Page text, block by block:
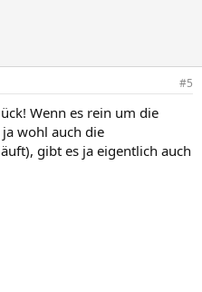
#5
Wenn es rein um die
wohl auch die
gibt es ja eigentlich auch